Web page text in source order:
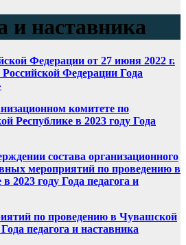
и наставника
Федерации от 27 июня 2022 г.
Федерации Года
комитете по
Республике в 2023 году Года
состава организационного
мероприятий по проведению в
2023 году Года педагога и
по проведению в Чувашской
педагога и наставника